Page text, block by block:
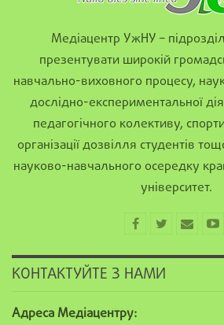
Медіацентр УжНУ –
презентувати широкій
навчально-виховного процесу,
дослідно-експериментальної
педагогічного колективу,
організації дозвілля студентів
науково-навчального осередку
університет.
КОНТАКТУЙТЕ З НАМИ
Адреса Медіацентру: